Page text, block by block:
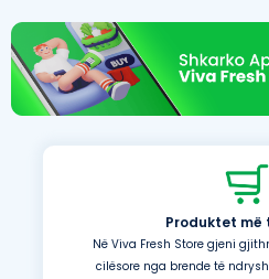
Produktet më
Në Viva Fresh Store gjeni
cilësore nga brende të